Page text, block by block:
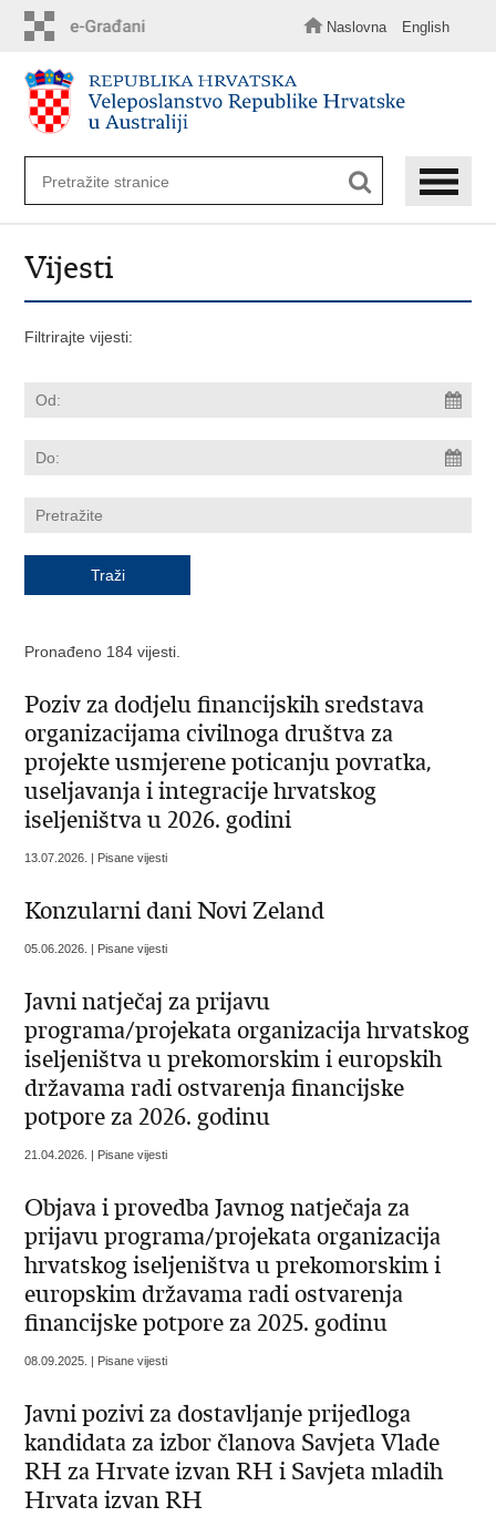
sadržaj
Naslovna English
Vijesti
Filtrirajte vijesti:
Pronađeno 184 vijesti.
Poziv za dodjelu financijskih sredstava
organizacijama civilnoga društva za
projekte usmjerene poticanju povratka,
useljavanja i integracije hrvatskog
iseljeništva u 2026. godini
13.07.2026. | Pisane vijesti
Konzularni dani Novi Zeland
05.06.2026. | Pisane vijesti
Javni natječaj za prijavu
programa/projekata organizacija hrvatskog
iseljeništva u prekomorskim i europskih
državama radi ostvarenja financijske
potpore za 2026. godinu
21.04.2026. | Pisane vijesti
Objava i provedba Javnog natječaja za
prijavu programa/projekata organizacija
hrvatskog iseljeništva u prekomorskim i
europskim državama radi ostvarenja
financijske potpore za 2025. godinu
08.09.2025. | Pisane vijesti
Javni pozivi za dostavljanje prijedloga
kandidata za izbor članova Savjeta Vlade
RH za Hrvate izvan RH i Savjeta mladih
Hrvata izvan RH